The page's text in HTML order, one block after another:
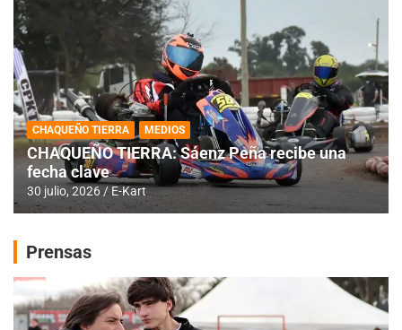
CHAQUEÑO TIERRA MEDIOS
CHAQUEÑO TIERRA: Sáenz Peña recibe una
fecha clave
30 julio, 2026 E-Kart
Prensas